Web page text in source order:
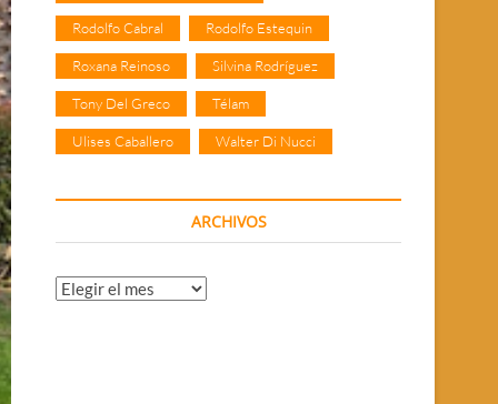
Rodolfo Cabral Rodolfo Estequin
Roxana Reinoso Silvina Rodríguez
Tony Del Greco Télam
Ulises Caballero Walter Di Nucci
ARCHIVOS
Archivos